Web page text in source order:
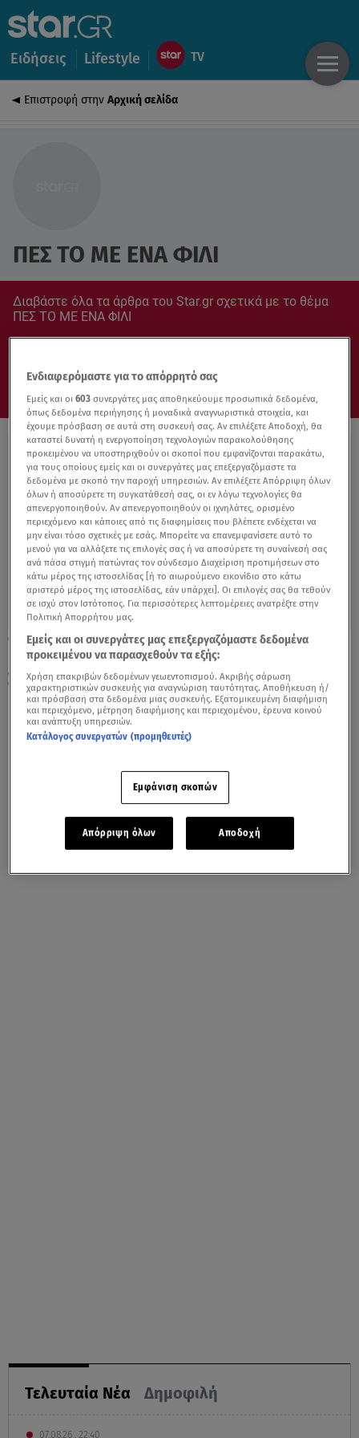
Ειδήσεις Lifestyle
Επιστροφή στην Αρχική σελίδα
ΠΕΣ ΤΟ ΜΕ ΕΝΑ ΦΙΛΙ
Διαβάστε όλα τα άρθρα του Star.gr σχετικά με το θέμα
ΠΕΣ ΤΟ ΜΕ ΕΝΑ ΦΙΛΙ
03.01.22, 23:01
Η Ναταλία Γερμανού διαψεύδει την Έφη
Σαρρή: «Σε ποιο ουράνιο και τόξο;»
Τελευταία Νέα Δημοφιλή
07.08.26 , 22:40
Ενδιαφερόμαστε για το απόρρητό σας
Εμείς και οι603 συνεργάτες μας αποθηκεύουμε προσωπικά δεδομένα,
όπως δεδομένα περιήγησης ή μοναδικά αναγνωριστικά στοιχεία, και
έχουμε πρόσβαση σε αυτά στη συσκευή σας. Αν επιλέξετε Αποδοχή, θα
καταστεί δυνατή η ενεργοποίηση τεχνολογιών παρακολούθησης
προκειμένου να υποστηριχθούν οι σκοποί που εμφανίζονται παρακάτω,
για τους οποίους εμείς και οι συνεργάτες μας επεξεργαζόμαστε τα
δεδομένα με σκοπό την παροχή υπηρεσιών. Αν επιλέξετε Απόρριψη όλων
όλων ή αποσύρετε τη συγκατάθεσή σας, οι εν λόγω τεχνολογίες θα
απενεργοποιηθούν. Αν απενεργοποιηθούν οι ιχνηλάτες, ορισμένο
περιεχόμενο και κάποιες από τις διαφημίσεις που βλέπετε ενδέχεται να
μην είναι τόσο σχετικές με εσάς. Μπορείτε να επανεμφανίσετε αυτό το
μενού για να αλλάξετε τις επιλογές σας ή να αποσύρετε τη συναίνεσή σας
ανά πάσα στιγμή πατώντας τον σύνδεσμο Διαχείριση προτιμήσεων στο
κάτω μέρος της ιστοσελίδας [ή το αιωρούμενο εικονίδιο στο κάτω
αριστερό μέρος της ιστοσελίδας, εάν υπάρχει]. Οι επιλογές σας θα τεθούν
σε ισχύ στον Ιστότοπος. Για περισσότερες λεπτομέρειες ανατρέξτε στην
Πολιτική Απορρήτου μας.
Εμείς και οι συνεργάτες μας επεξεργαζόμαστε δεδομένα
προκειμένου να παρασχεθούν τα εξής:
Χρήση επακριβών δεδομένων γεωεντοπισμού. Ακριβής σάρωση
χαρακτηριστικών συσκευής για αναγνώριση ταυτότητας. Αποθήκευση ή/
και πρόσβαση στα δεδομένα μιας συσκευής. Εξατομικευμένη διαφήμιση
και περιεχόμενο, μέτρηση διαφήμισης και περιεχομένου, έρευνα κοινού
και ανάπτυξη υπηρεσιών.
Κατάλογος συνεργατών (προμηθευτές)
Εμφάνιση σκοπών
Απόρριψη όλων Αποδοχή